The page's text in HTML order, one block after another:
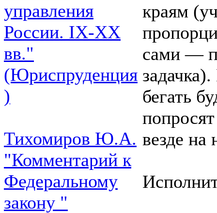
управления
России. IХ-ХХ
вв."
(Юриспруденция
)
Тихомиров Ю.А.
"Комментарий к
Федеральному
закону "
краям
сами —
бегать
везде на